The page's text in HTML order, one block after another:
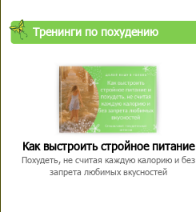
Тренинги по похудению
Как выстроить стройное питание
Похудеть, не считая каждую калорию и без
запрета любимых вкусностей